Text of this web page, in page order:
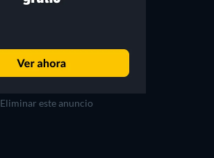
Eliminar este anuncio